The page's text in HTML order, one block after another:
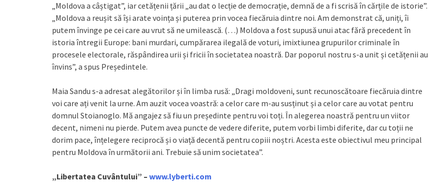
„Moldova a câștigat”, iar cetățenii țării „au dat o lecție de democrație, demnă de a fi scrisă în cărțile de istorie”.
„Moldova a reușit să își arate voința și puterea prin vocea fiecăruia dintre noi. Am demonstrat că, uniți, îi
putem învinge pe cei care au vrut să ne umilească. (…) Moldova a fost supusă unui atac fără precedent în
istoria întregii Europe: bani murdari, cumpărarea ilegală de voturi, imixtiunea grupurilor criminale în
procesele electorale, răspândirea urii și fricii în societatea noastră. Dar poporul nostru s-a unit și cetățenii au
învins”, a spus Președintele.
Maia Sandu s-a adresat alegătorilor și în limba rusă: „Dragi moldoveni, sunt recunoscătoare fiecăruia dintre
voi care ați venit la urne. Am auzit vocea voastră: a celor care m-au susținut și a celor care au votat pentru
domnul Stoianoglo. Mă angajez să fiu un președinte pentru voi toți. În alegerea noastră pentru un viitor
decent, nimeni nu pierde. Putem avea puncte de vedere diferite, putem vorbi limbi diferite, dar cu toții ne
dorim pace, înțelegere reciprocă și o viață decentă pentru copiii noștri. Acesta este obiectivul meu principal
pentru Moldova în următorii ani. Trebuie să unim societatea”.
„Libertatea Cuvântului” – www.lyberti.com